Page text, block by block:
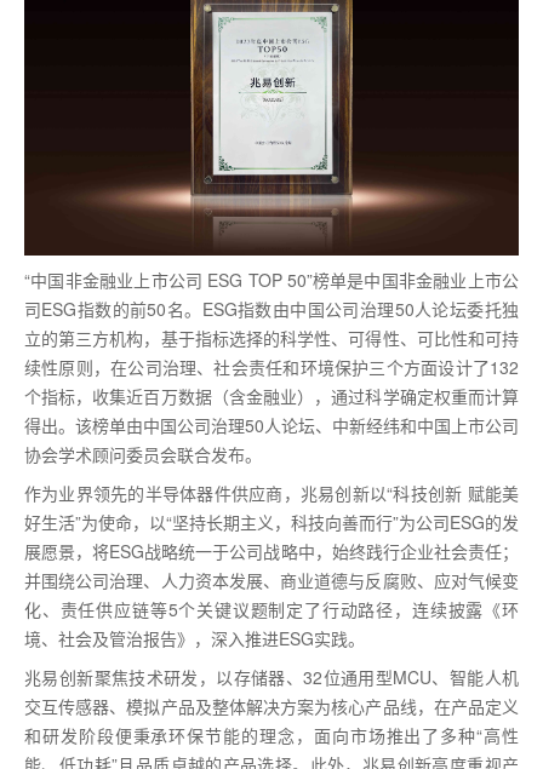
“中国非金融业上市公司 ESG TOP 50”榜单是中国非金融业上市公
司ESG指数的前50名。ESG指数由中国公司治理50人论坛委托独
立的第三方机构，基于指标选择的科学性、可得性、可比性和可持
续性原则，在公司治理、社会责任和环境保护三个方面设计了132
个指标，收集近百万数据（含金融业），通过科学确定权重而计算
得出。该榜单由中国公司治理50人论坛、中新经纬和中国上市公司
协会学术顾问委员会联合发布。
作为业界领先的半导体器件供应商，兆易创新以“科技创新 赋能美
好生活”为使命，以“坚持长期主义，科技向善而行”为公司ESG的发
展愿景，将ESG战略统一于公司战略中，始终践行企业社会责任；
并围绕公司治理、人力资本发展、商业道德与反腐败、应对气候变
化、责任供应链等5个关键议题制定了行动路径，连续披露《环
境、社会及管治报告》，深入推进ESG实践。
兆易创新聚焦技术研发，以存储器、32位通用型MCU、智能人机
交互传感器、模拟产品及整体解决方案为核心产品线，在产品定义
和研发阶段便秉承环保节能的理念，面向市场推出了多种“高性